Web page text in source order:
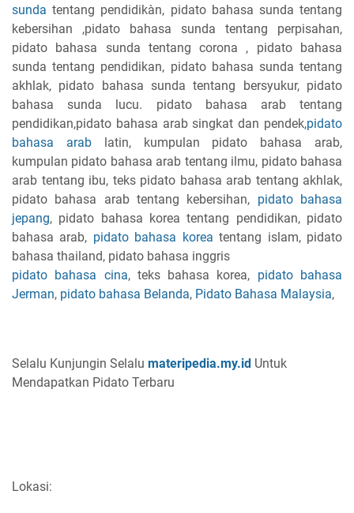
sunda tentang pendidikàn, pidato bahasa sunda tentang
kebersihan ,pidato bahasa sunda tentang perpisahan,
pidato bahasa sunda tentang corona , pidato bahasa
sunda tentang pendidikan, pidato bahasa sunda tentang
akhlak, pidato bahasa sunda tentang bersyukur, pidato
bahasa sunda lucu. pidato bahasa arab tentang
pendidikan,pidato bahasa arab singkat dan pendek,pidato
bahasa arablatin, kumpulan pidato bahasa arab,
kumpulan pidato bahasa arab tentang ilmu, pidato bahasa
arab tentang ibu, teks pidato bahasa arab tentang akhlak,
pidato bahasa arab tentang kebersihan, pidato bahasa
jepang, pidato bahasa korea tentang pendidikan, pidato
bahasa arab, pidato bahasa korea tentang islam, pidato
bahasa thailand, pidato bahasa inggris
pidato bahasa cina, teks bahasa korea, pidato bahasa
Jerman, pidato bahasa Belanda, Pidato Bahasa Malaysia,
Selalu Kunjungin Selalu materipedia.my.id Untuk
Mendapatkan Pidato Terbaru
Lokasi: